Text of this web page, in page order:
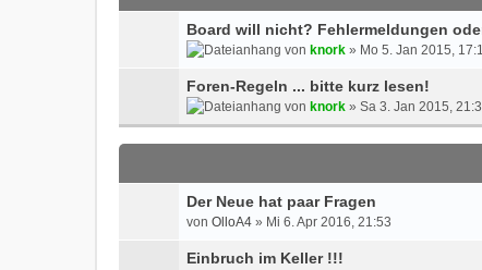
Board will nicht? Fehlermeldungen
von knork » Mo 5. Jan 2015,
Foren-Regeln ... bitte kurz lesen!
von knork » Sa 3. Jan 2015,
Der Neue hat paar Fragen
von OlloA4 » Mi 6. Apr 2016, 21:53
Einbruch im Keller !!!